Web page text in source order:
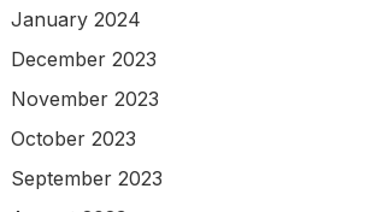
January 2024
December 2023
November 2023
October 2023
September 2023